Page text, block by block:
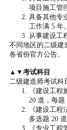
项目施工管
具备其他专
工作满 5 年。
从事建设工
不同地区的二级建
各省份官方公告。
▲▼考试科目
二级建造师考试科
《建设工
20 道，每题
《建设工
多选题 20
《专业工